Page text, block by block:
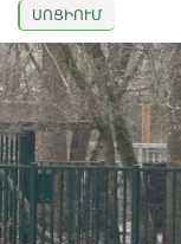
ՍՈՑԻՈՒՄ